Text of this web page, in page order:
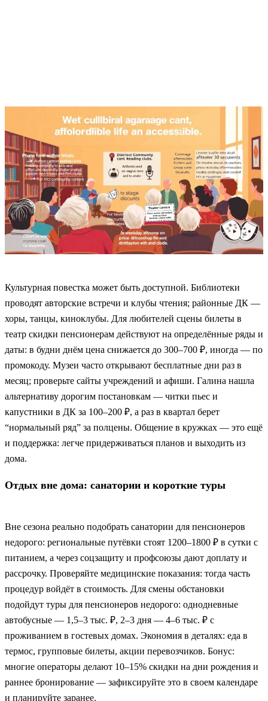
Культурная повестка может быть доступной. Библиотеки
проводят авторские встречи и клубы чтения; районные ДК —
хоры, танцы, киноклубы. Для любителей сцены билеты в
театр скидки пенсионерам действуют на определённые ряды и
даты: в будни днём цена снижается до 300–700 ₽, иногда — по
промокоду. Музеи часто открывают бесплатные дни раз в
месяц; проверьте сайты учреждений и афиши. Галина нашла
альтернативу дорогим постановкам — читки пьес и
капустники в ДК за 100–200 ₽, а раз в квартал берет
“нормальный ряд” за полцены. Общение в кружках — это ещё
и поддержка: легче придерживаться планов и выходить из
дома.
Отдых вне дома: санатории и короткие туры
Вне сезона реально подобрать санатории для пенсионеров
недорого: региональные путёвки стоят 1200–1800 ₽ в сутки с
питанием, а через соцзащиту и профсоюзы дают доплату и
рассрочку. Проверяйте медицинские показания: тогда часть
процедур войдёт в стоимость. Для смены обстановки
подойдут туры для пенсионеров недорого: однодневные
автобусные — 1,5–3 тыс. ₽, 2–3 дня — 4–6 тыс. ₽ с
проживанием в гостевых домах. Экономия в деталях: еда в
термос, групповые билеты, акции перевозчиков. Бонус:
многие операторы делают 10–15% скидки на дни рождения и
раннее бронирование — зафиксируйте это в своем календаре
и планируйте заранее.